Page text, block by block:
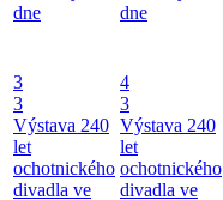
dne
dne
3
3
Výstava 240
let
ochotnického
divadla ve
4
3
Výstava 240
let
ochotnického
divadla ve